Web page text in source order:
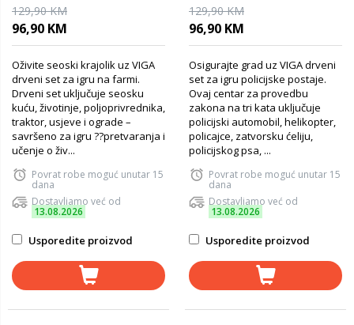
129,90 KM
96,90 KM
Oživite seoski krajolik uz VIGA
drveni set za igru na farmi.
Drveni set uključuje seosku
kuću, životinje, poljoprivrednika,
traktor, usjeve i ograde –
savršeno za igru ??pretvaranja i
učenje o živ...
Povrat robe moguć unutar 15
dana
Dostavljamo već od
13.08.2026
Usporedite proizvod
129,90 KM
96,90 KM
Osigurajte grad uz VIGA drveni
set za igru policijske postaje.
Ovaj centar za provedbu
zakona na tri kata uključuje
policijski automobil, helikopter,
policajce, zatvorsku ćeliju,
policijskog psa, ...
Povrat robe moguć unutar 15
dana
Dostavljamo već od
13.08.2026
Usporedite proizvod